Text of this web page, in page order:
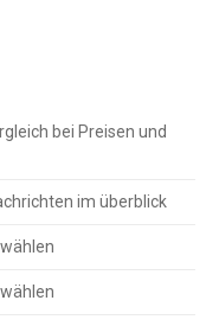
bei Preisen und
im überblick